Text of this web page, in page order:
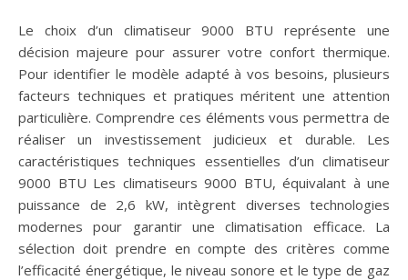
Le choix d’un climatiseur 9000 BTU représente une
décision majeure pour assurer votre confort thermique.
Pour identifier le modèle adapté à vos besoins, plusieurs
facteurs techniques et pratiques méritent une attention
particulière. Comprendre ces éléments vous permettra de
réaliser un investissement judicieux et durable. Les
caractéristiques techniques essentielles d’un climatiseur
9000 BTU Les climatiseurs 9000 BTU, équivalant à une
puissance de 2,6 kW, intègrent diverses technologies
modernes pour garantir une climatisation efficace. La
sélection doit prendre en compte des critères comme
l’efficacité énergétique, le niveau sonore et le type de gaz